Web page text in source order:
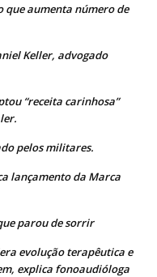
que aumenta número de
Keller, advogado
“receita carinhosa”
pelos militares.
lançamento da Marca
parou de sorrir
evolução terapêutica e
explica fonoaudióloga